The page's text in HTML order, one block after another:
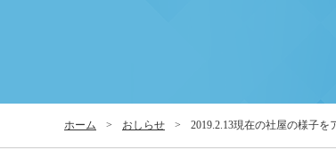
ホーム > おしらせ > 2019.2.13現在の社屋の様子を